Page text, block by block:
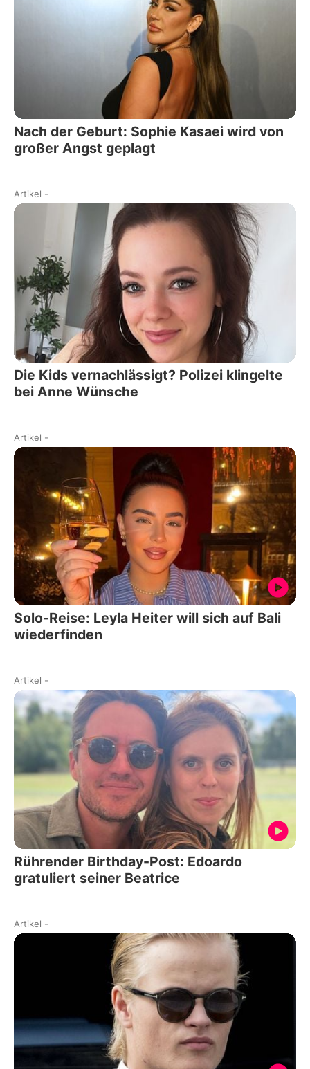
Nach der Geburt: Sophie Kasaei wird von
großer Angst geplagt
Artikel -
Die Kids vernachlässigt? Polizei klingelte
bei Anne Wünsche
Artikel -
Solo-Reise: Leyla Heiter will sich auf Bali
wiederfinden
Artikel -
Rührender Birthday-Post: Edoardo
gratuliert seiner Beatrice
Artikel -